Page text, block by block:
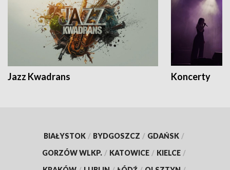
Jazz Kwadrans Koncerty
BIAŁYSTOK / BYDGOSZCZ / GDAŃSK /
GORZÓW WLKP. / KATOWICE / KIELCE /